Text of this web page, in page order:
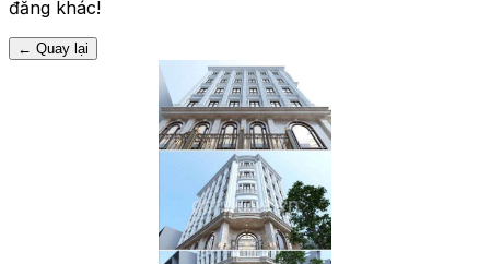
đăng khác!
← Quay lại